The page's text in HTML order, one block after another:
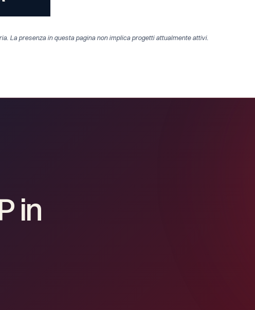
La presenza in questa pagina non implica progetti attualmente attivi.
in